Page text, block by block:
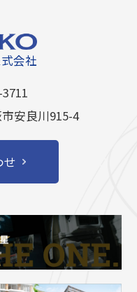
会社
安良川915-4
せ